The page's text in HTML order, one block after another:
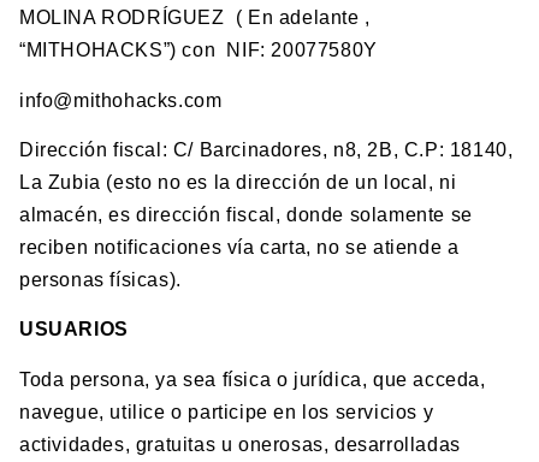
MOLINA RODRÍGUEZ ( En adelante ,
“MITHOHACKS”) con NIF: 20077580Y
info@mithohacks.com
Dirección fiscal: C/ Barcinadores, n8, 2B, C.P: 18140,
La Zubia (esto no es la dirección de un local, ni
almacén, es dirección fiscal, donde solamente se
reciben notificaciones vía carta, no se atiende a
personas físicas).
USUARIOS
Toda persona, ya sea física o jurídica, que acceda,
navegue, utilice o participe en los servicios y
actividades, gratuitas u onerosas, desarrolladas